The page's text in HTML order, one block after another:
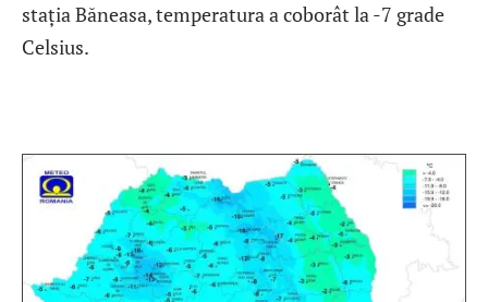
stația Băneasa, temperatura a coborât la -7 grade
Celsius.